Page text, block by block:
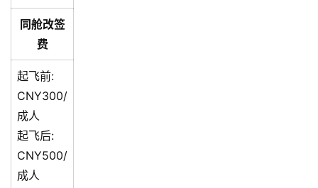
同舱改签
费
起飞前:
CNY300/
成人
起飞后:
CNY500/
成人